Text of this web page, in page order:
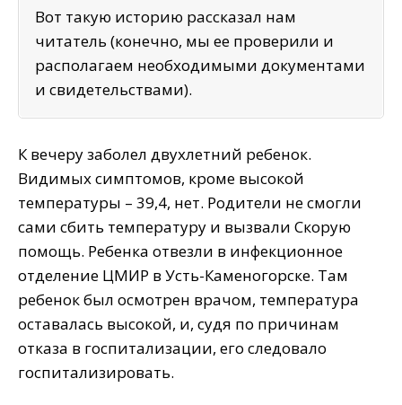
Вот такую историю рассказал нам
читатель (конечно, мы ее проверили и
располагаем необходимыми документами
и свидетельствами).
К вечеру заболел двухлетний ребенок.
Видимых симптомов, кроме высокой
температуры – 39,4, нет. Родители не смогли
сами сбить температуру и вызвали Скорую
помощь. Ребенка отвезли в инфекционное
отделение ЦМИР в Усть-Каменогорске. Там
ребенок был осмотрен врачом, температура
оставалась высокой, и, судя по причинам
отказа в госпитализации, его следовало
госпитализировать.